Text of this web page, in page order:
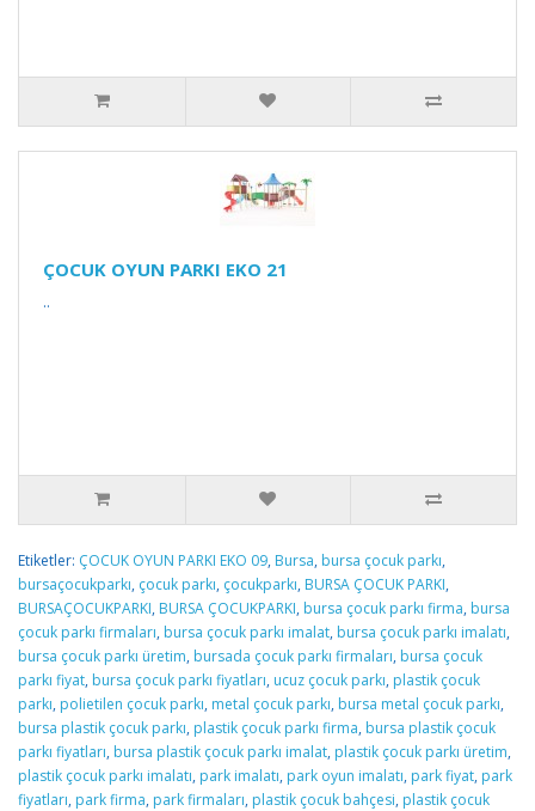
ÇOCUK OYUN PARKI EKO 21
..
Etiketler: ÇOCUK OYUN PARKI EKO 09, Bursa, bursa çocuk parkı,
bursaçocukparkı, çocuk parkı, çocukparkı, BURSA ÇOCUK PARKI,
BURSAÇOCUKPARKI, BURSA ÇOCUKPARKI, bursa çocuk parkı firma, bursa
çocuk parkı firmaları, bursa çocuk parkı imalat, bursa çocuk parkı imalatı,
bursa çocuk parkı üretim, bursada çocuk parkı firmaları, bursa çocuk
parkı fiyat, bursa çocuk parkı fiyatları, ucuz çocuk parkı, plastik çocuk
parkı, polietilen çocuk parkı, metal çocuk parkı, bursa metal çocuk parkı,
bursa plastik çocuk parkı, plastik çocuk parkı firma, bursa plastik çocuk
parkı fiyatları, bursa plastik çocuk parkı imalat, plastik çocuk parkı üretim,
plastik çocuk parkı imalatı, park imalatı, park oyun imalatı, park fiyat, park
fiyatları, park firma, park firmaları, plastik çocuk bahçesi, plastik çocuk